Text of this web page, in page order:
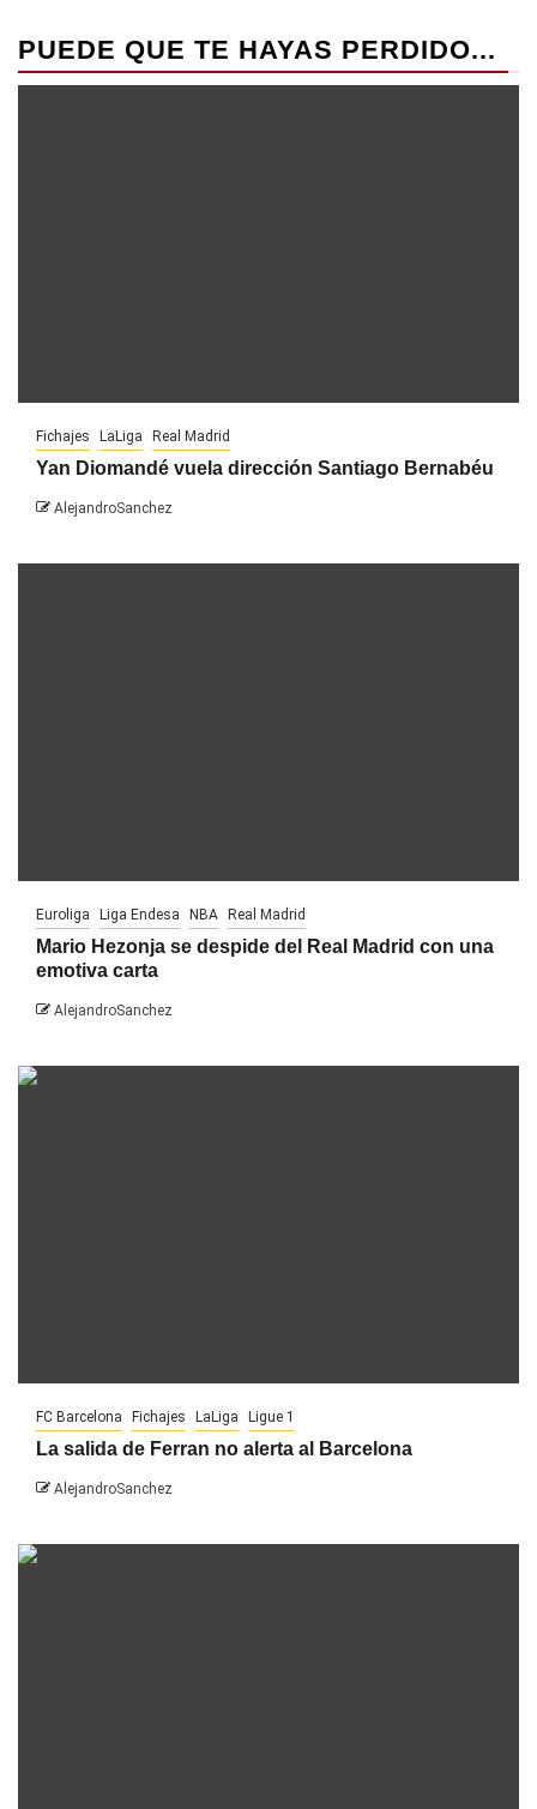
PUEDE QUE TE HAYAS PERDIDO...
Fichajes LaLiga Real Madrid
Yan Diomandé vuela dirección Santiago Bernabéu
AlejandroSanchez
Euroliga Liga Endesa NBA Real Madrid
Mario Hezonja se despide del Real Madrid con una
emotiva carta
AlejandroSanchez
FC Barcelona Fichajes LaLiga Ligue 1
La salida de Ferran no alerta al Barcelona
AlejandroSanchez